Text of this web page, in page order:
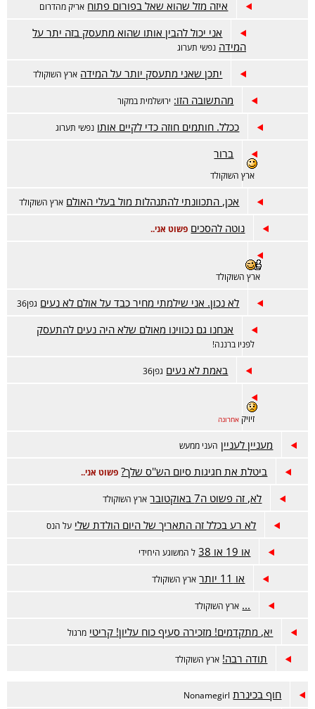
איזה מזל שהוא שאל בפורום פתוח אריק מהדרום
אני יכול להבין אותו שהוא מתעסק בזה יתר על
המידה נפשי תערוג
יתכן שאני מתעסק יותר על המידה ארץ השוקולד
מהתשובה הזו: ירושלמית במקור
ככלל. חותמים חוזה כדי לקיים אותו נפשי תערוג
ברור
ארץ השוקולד
אכן, התכוונתי להתנהלות מול בעלי האולם ארץ השוקולד
נוטה להסכים פשוט אני..
ארץ השוקולד
לא נכון. אני שילמתי מחיר כבד על אולם לא נעים גפן36
אנחנו גם נכווינו מאולם שלא היה נעים להתעסק
לפניו ברננה!
באמת לא נעים גפן36
זיויק אחרונה
מעניין לעניין העני ממעש
ביטלת את חגיגות סיום הש''ס שלך? פשוט אני..
לא, זה פשוט ה7 באוקטובר ארץ השוקולד
לא רע בכלל זה התאריך של היום הולדת שלי על הנס
או 19 או 38 ל המשוגע היחידי
או 11 יותר ארץ השוקולד
... ארץ השוקולד
יא, מתקדמים! מזכירה סעיף כוח עליון! קריטי מרגול
תודה רבה! ארץ השוקולד
חוף בכינרת Nonamegirl